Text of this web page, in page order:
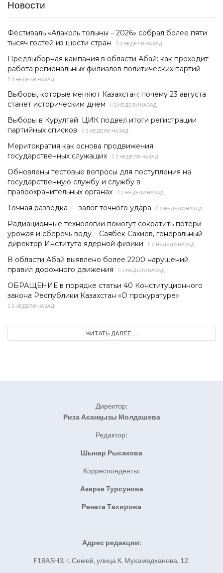
Новости
Фестиваль «Алаколь толқыны – 2026» собрал более пяти
тысяч гостей из шести стран
2 НЕДЕЛИ НАЗАД
Предвыборная кампания в области Абай: как проходит
работа региональных филиалов политических партий
2 НЕДЕЛИ НАЗАД
Выборы, которые меняют Казахстан: почему 23 августа
станет историческим днем
2 НЕДЕЛИ НАЗАД
Выборы в Курултай: ЦИК подвел итоги регистрации
партийных списков
2 НЕДЕЛИ НАЗАД
Меритократия как основа продвижения
государственных служащих
2 НЕДЕЛИ НАЗАД
Обновлены тестовые вопросы для поступления на
государственную службу и службу в
правоохранительных органах
2 НЕДЕЛИ НАЗАД
Точная разведка — залог точного удара 2 НЕДЕЛИ НАЗАД
Радиационные технологии помогут сократить потери
урожая и сберечь воду – Саябек Сахиев, генеральный
директор Института ядерной физики
2 НЕДЕЛИ НАЗАД
В области Абай выявлено более 2200 нарушений
правил дорожного движения
2 НЕДЕЛИ НАЗАД
ОБРАЩЕНИЕ в порядке статьи 40 Конституционного
закона Республики Казахстан «О прокуратуре»
2 НЕДЕЛИ НАЗАД
ЧИТАТЬ ДАЛЕЕ ...
Директор:
Риза Асанқызы Молдашева
Редактор:
Шынар Рысакова
Корреспонденты:
Акерке Турсунова
Рената Тахирова
Адрес редакции:
F18A5H3, г. Семей, улица К. Мухамедханова, 12.